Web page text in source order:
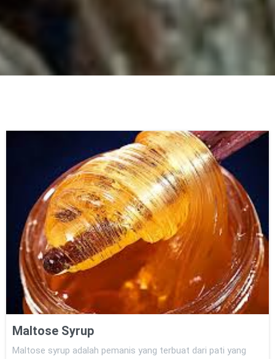
Maltose Syrup
Maltose syrup adalah pemanis yang terbuat dari pati yang